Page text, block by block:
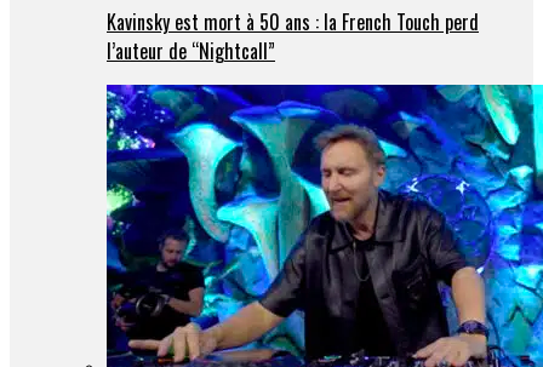
Kavinsky est mort à 50 ans : la French Touch perd
l’auteur de “Nightcall”